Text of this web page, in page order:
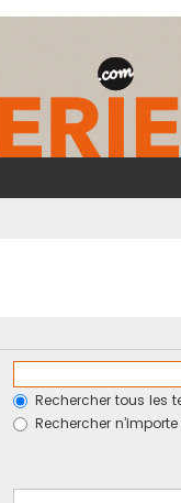
Rechercher tous les
Rechercher